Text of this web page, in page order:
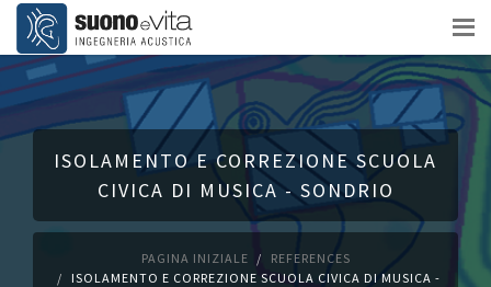
ISOLAMENTO E CORREZIONE SCUOLA
CIVICA DI MUSICA - SONDRIO
PAGINA INIZIALE
REFERENCES
ISOLAMENTO E CORREZIONE SCUOLA CIVICA DI MUSICA -